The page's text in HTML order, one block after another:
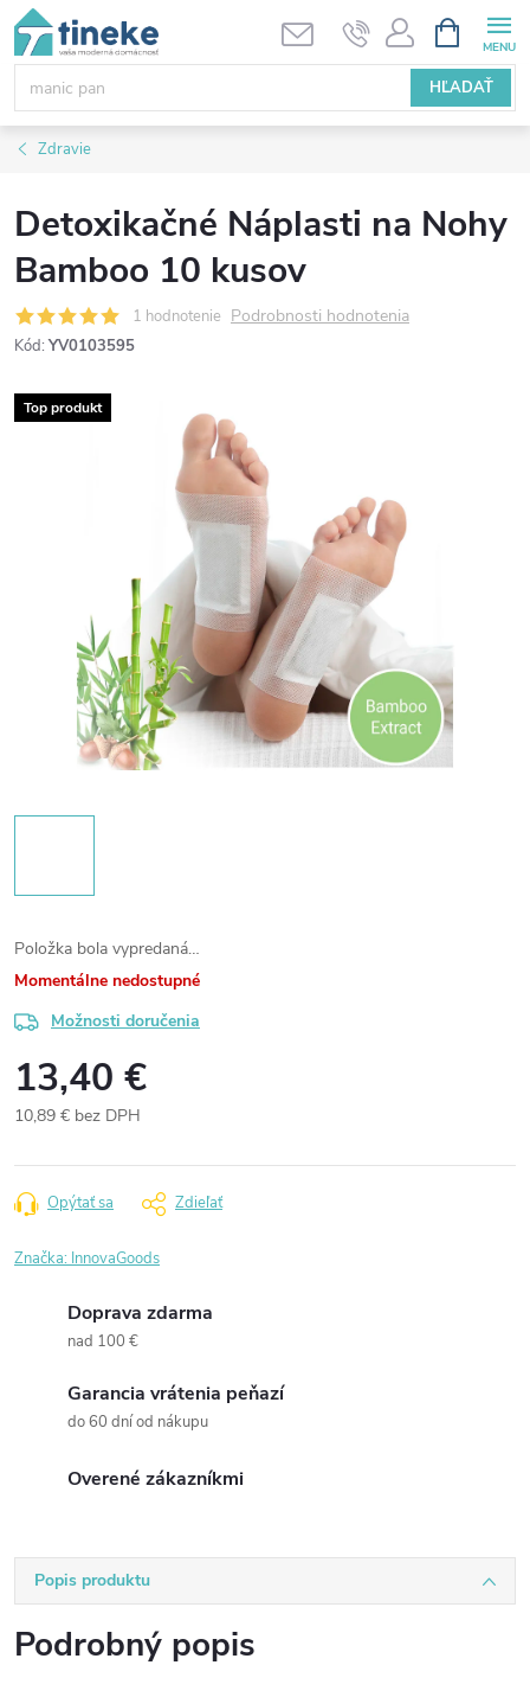
Prejsť
obsah
HĽADAŤ
KOŠÍK
Zdravie
Detoxikačné Náplasti na Nohy
Bamboo 10 kusov
1 hodnotenie Podrobnosti hodnotenia
Kód: YV0103595
Top produkt
Položka bola vypredaná…
Momentálne nedostupné
Možnosti doručenia
13,40 €
10,89 € bez DPH
cena:
Opýtať sa Zdieľať
Značka: InnovaGoods
Doprava zdarma
nad 100 €
Garancia vrátenia peňazí
do 60 dní od nákupu
Overené zákazníkmi
Popis produktu
Podrobný popis